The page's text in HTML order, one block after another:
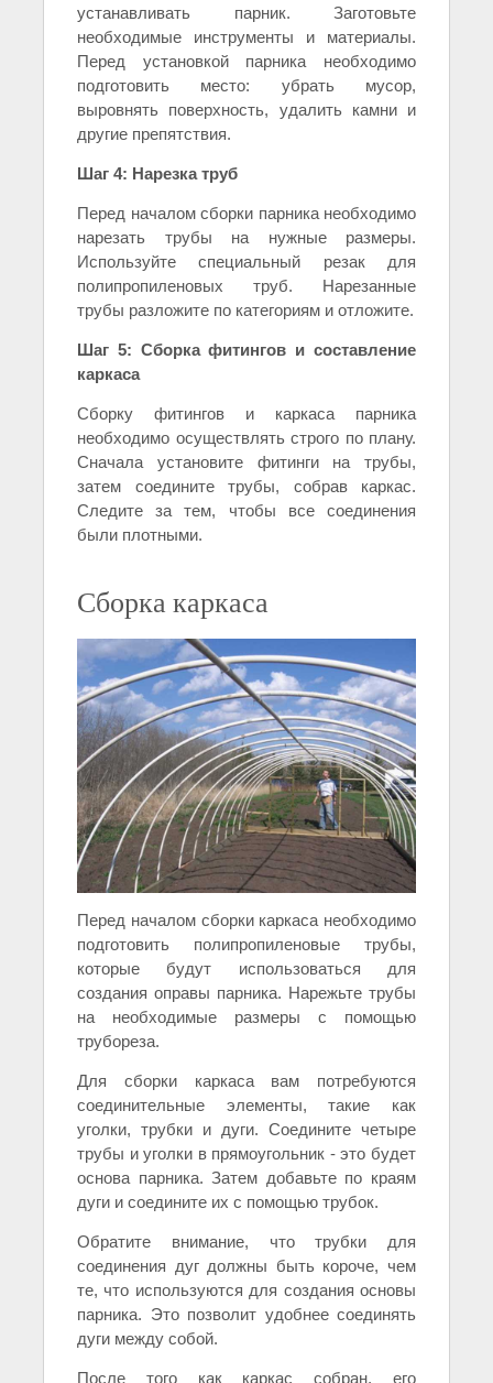
устанавливать парник. Заготовьте
необходимые инструменты и материалы.
Перед установкой парника необходимо
подготовить место: убрать мусор,
выровнять поверхность, удалить камни и
другие препятствия.
Шаг 4: Нарезка труб
Перед началом сборки парника необходимо
нарезать трубы на нужные размеры.
Используйте специальный резак для
полипропиленовых труб. Нарезанные
трубы разложите по категориям и отложите.
Шаг 5: Сборка фитингов и составление
каркаса
Сборку фитингов и каркаса парника
необходимо осуществлять строго по плану.
Сначала установите фитинги на трубы,
затем соедините трубы, собрав каркас.
Следите за тем, чтобы все соединения
были плотными.
Сборка каркаса
Перед началом сборки каркаса необходимо
подготовить полипропиленовые трубы,
которые будут использоваться для
создания оправы парника. Нарежьте трубы
на необходимые размеры с помощью
трубореза.
Для сборки каркаса вам потребуются
соединительные элементы, такие как
уголки, трубки и дуги. Соедините четыре
трубы и уголки в прямоугольник - это будет
основа парника. Затем добавьте по краям
дуги и соедините их с помощью трубок.
Обратите внимание, что трубки для
соединения дуг должны быть короче, чем
те, что используются для создания основы
парника. Это позволит удобнее соединять
дуги между собой.
После того как каркас собран, его